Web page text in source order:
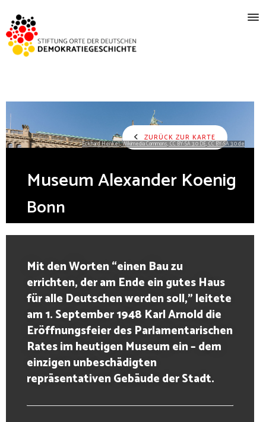
ZURÜCK ZUR KARTE
Eckhard Henkel, Wikimedia Commons, CC BY-SA 3.0 DE, CC BY-SA 3.0 de
Museum Alexander Koenig
Bonn
Mit den Worten “einen Bau zu
errichten, der am Ende ein gutes Haus
für alle Deutschen werden soll,” leitete
am 1. September 1948 Karl Arnold die
Eröffnungsfeier des Parlamentarischen
Rates im heutigen Museum ein – dem
einzigen unbeschädigten
repräsentativen Gebäude der Stadt.